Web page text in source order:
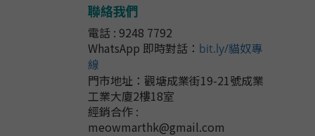
聯絡我們
電話 : 9248 7792
WhatsApp 即時對話 ： bit.ly/貓奴專
線
門市地址： 觀塘成業街19-21號成業
工業大廈2樓18室
經銷合作 :
meowmarthk@gmail.com